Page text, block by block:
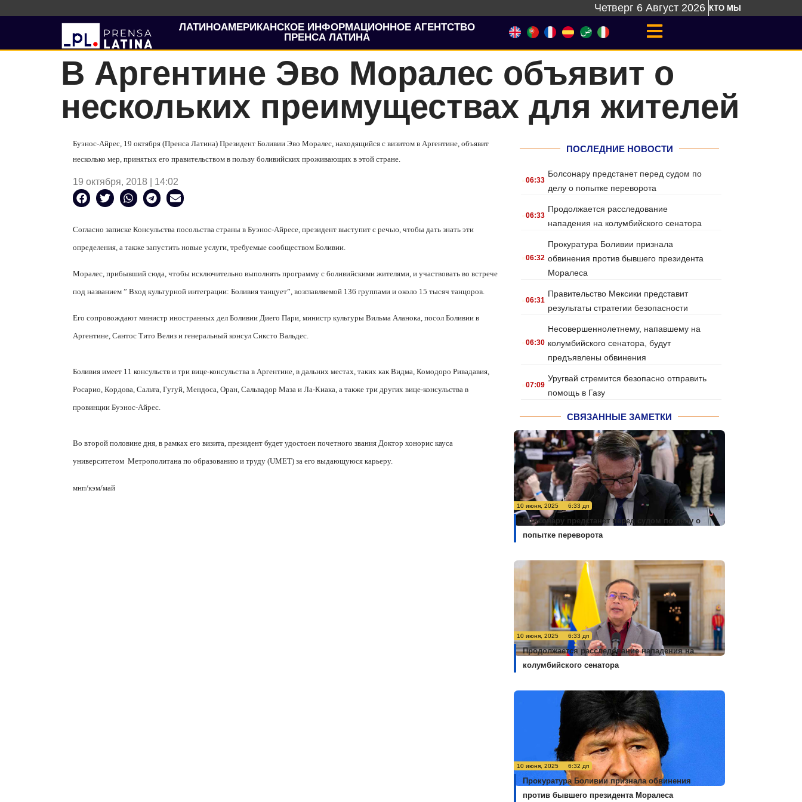
Четверг 6 Август 2026 КТО МЫ
ЛАТИНОАМЕРИКАНСКОЕ ИНФОРМАЦИОННОЕ АГЕНТСТВО
ПРЕНСА ЛАТИНА
В Аргентине Эво Моралес объявит о
нескольких преимуществах для жителей
Буэнос-Айрес, 19 октября (Пренса Латина) Президент Боливии Эво Моралес, находящийся с визитом в Аргентине, объявит
несколько мер, принятых его правительством в пользу боливийских проживающих в этой стране.
19 октября, 2018 | 14:02
Согласно записке Консульства посольства страны в Буэнос-Айресе, президент выступит с речью, чтобы дать знать эти
определения, а также запустить новые услуги, требуемые сообществом Боливии.
Моралес, прибывший сюда, чтобы исключительно выполнять программу с боливийскими жителями, и участвовать во встрече
под названием ” Вход культурной интеграции: Боливия танцует”, возглавляемой 136 группами и около 15 тысяч танцоров.
Его сопровождают министр иностранных дел Боливии Диего Пари, министр культуры Вильма Аланока, посол Боливии в
Аргентине, Сантос Тито Велиз и генеральный консул Сиксто Вальдес.
Боливия имеет 11 консульств и три вице-консульства в Аргентине, в дальних местах, таких как Видма, Комодоро Ривадавия,
Росарио, Кордова, Сальта, Гугуй, Мендоса, Оран, Сальвадор Маза и Ла-Киака, а также три других вице-консульства в
провинции Буэнос-Айрес.
Во второй половине дня, в рамках его визита, президент будет удостоен почетного звания Доктор хонорис кауса
университетом Метрополитана по образованию и труду (UMET) за его выдающуюся карьеру.
мнп/кэм/май
ПОСЛЕДНИЕ НОВОСТИ
.06:33
Болсонару предстанет перед судом по
делу о попытке переворота
.06:33
Продолжается расследование
нападения на колумбийского сенатора
.06:32
Прокуратура Боливии признала
обвинения против бывшего президента
Моралеса
.06:31
Правительство Мексики представит
результаты стратегии безопасности
.06:30
Несовершеннолетнему, напавшему на
колумбийского сенатора, будут
предъявлены обвинения
.07:09
Уругвай стремится безопасно отправить
помощь в Газу
СВЯЗАННЫЕ ЗАМЕТКИ
10 июня, 2025 6:33 дп
Болсонару предстанет перед судом по делу о
попытке переворота
10 июня, 2025 6:33 дп
Продолжается расследование нападения на
колумбийского сенатора
10 июня, 2025 6:32 дп
Прокуратура Боливии признала обвинения
против бывшего президента Моралеса